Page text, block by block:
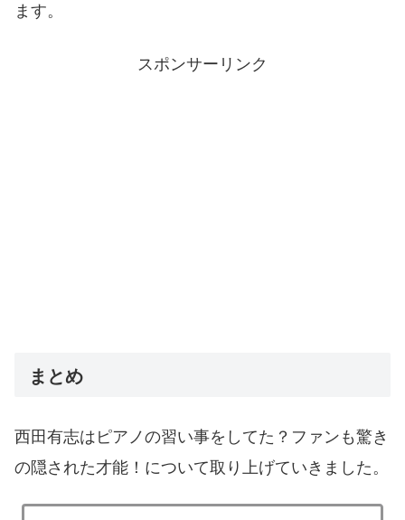
ます。
スポンサーリンク
まとめ
西田有志はピアノの習い事をしてた？ファンも驚き
の隠された才能！について取り上げていきました。